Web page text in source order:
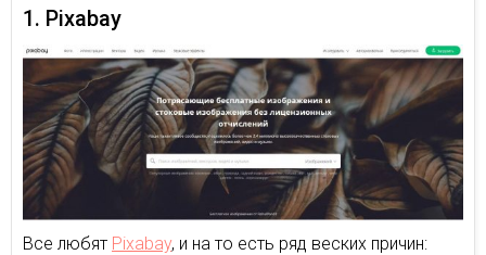
1. Pixabay
Все любят Pixabay, и на то есть ряд веских причин: